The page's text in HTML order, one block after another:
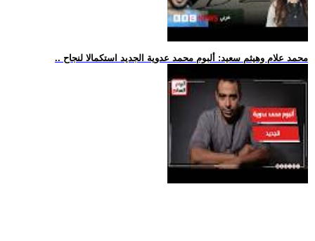
.. محمد علام وهيثم سعيد: ألبوم محمد عدوية الجديد استكمالا لنجاح